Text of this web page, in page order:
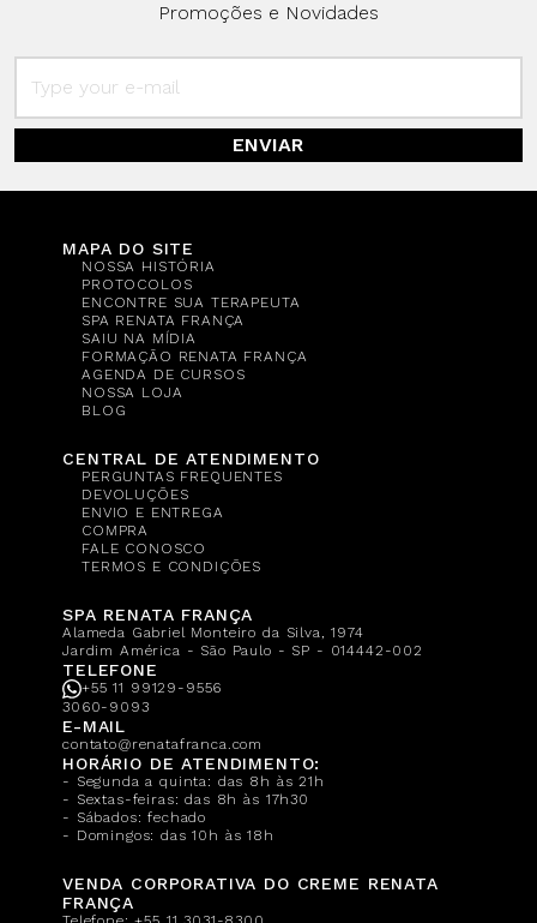
Promoções e Novidades
ENVIAR
MAPA DO SITE
NOSSA HISTÓRIA
PROTOCOLOS
ENCONTRE SUA TERAPEUTA
SPA RENATA FRANÇA
SAIU NA MÍDIA
FORMAÇÃO RENATA FRANÇA
AGENDA DE CURSOS
NOSSA LOJA
BLOG
CENTRAL DE ATENDIMENTO
PERGUNTAS FREQUENTES
DEVOLUÇÕES
ENVIO E ENTREGA
COMPRA
FALE CONOSCO
TERMOS E CONDIÇÕES
SPA RENATA FRANÇA
Alameda Gabriel Monteiro da Silva, 1974
Jardim América - São Paulo - SP - 014442-002
TELEFONE
+55 11 99129-9556
3060-9093
E-MAIL
contato@renatafranca.com
HORÁRIO DE ATENDIMENTO:
- Segunda a quinta: das 8h às 21h
- Sextas-feiras: das 8h às 17h30
- Sábados: fechado
- Domingos: das 10h às 18h
VENDA CORPORATIVA DO CREME RENATA
FRANÇA